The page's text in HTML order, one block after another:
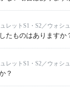
レットS1・S2／ウォシ
たものはありますか
レットS1・S2／ウォシ
？